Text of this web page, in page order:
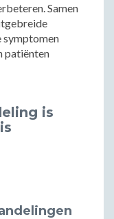
Samen
symptomen
patiënten
is